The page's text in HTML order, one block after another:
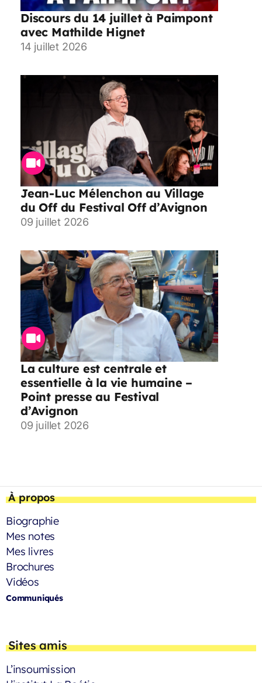
Discours du 14 juillet à Paimpont
avec Mathilde Hignet
14 juillet 2026
Jean-Luc Mélenchon au Village
du Off du Festival Off d’Avignon
09 juillet 2026
La culture est centrale et
essentielle à la vie humaine –
Point presse au Festival
d’Avignon
09 juillet 2026
À propos
Biographie
Mes notes
Mes livres
Brochures
Vidéos
Communiqués
Sites amis
L’insoumission